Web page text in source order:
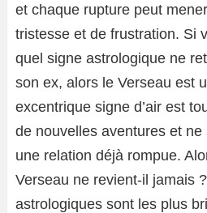
et chaque rupture peut
tristesse et de frustration. Si
quel signe astrologique ne
son ex, alors le Verseau est
excentrique signe d’air est
de nouvelles aventures et ne
une relation déjà rompue.
Verseau ne revient-il jamais
astrologiques sont les plus